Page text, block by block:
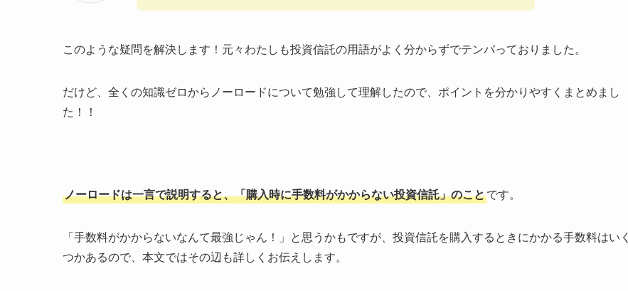
このような疑問を解決します！元々わたしも投資信託の用語がよく分からずでテンパっておりました。
だけど、全くの知識ゼロからノーロードについて勉強して理解したので、ポイントを分かりやすくまとめまし
た！！
ノーロードは一言で説明すると、「購入時に手数料がかからない投資信託」のことです。
「手数料がかからないなんて最強じゃん！」と思うかもですが、投資信託を購入するときにかかる手数料はいく
つかあるので、本文ではその辺も詳しくお伝えします。